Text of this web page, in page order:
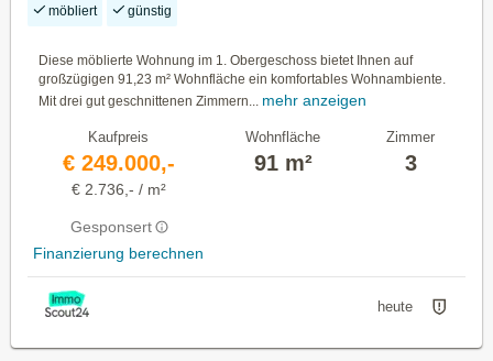
möbliert günstig
Diese möblierte Wohnung im 1. Obergeschoss bietet Ihnen auf
großzügigen 91,23 m² Wohnfläche ein komfortables Wohnambiente.
Mit drei gut geschnittenen Zimmern...
mehr anzeigen
Kaufpreis
€ 249.000,-
€ 2.736,- / m²
Gesponsert
Finanzierung berechnen
Wohnfläche
91 m²
Zimmer
3
heute